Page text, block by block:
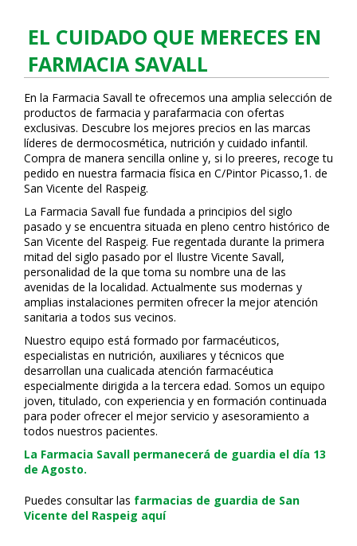
EL CUIDADO QUE MERECES EN
FARMACIA SAVALL
En la Farmacia Savall te ofrecemos una amplia selección de
productos de farmacia y parafarmacia con ofertas
exclusivas. Descubre los mejores precios en las marcas
líderes de dermocosmética, nutrición y cuidado infantil.
Compra de manera sencilla online y, si lo prefieres, recoge tu
pedido en nuestra farmacia física en C/Pintor Picasso,1. de
San Vicente del Raspeig.
La Farmacia Savall fue fundada a principios del siglo
pasado y se encuentra situada en pleno centro histórico de
San Vicente del Raspeig. Fue regentada durante la primera
mitad del siglo pasado por el Ilustre Vicente Savall,
personalidad de la que toma su nombre una de las
avenidas de la localidad. Actualmente sus modernas y
amplias instalaciones permiten ofrecer la mejor atención
sanitaria a todos sus vecinos.
Nuestro equipo está formado por farmacéuticos,
especialistas en nutrición, auxiliares y técnicos que
desarrollan una cualificada atención farmacéutica
especialmente dirigida a la tercera edad. Somos un equipo
joven, titulado, con experiencia y en formación continuada
para poder ofrecer el mejor servicio y asesoramiento a
todos nuestros pacientes.
La Farmacia Savall permanecerá de guardia el día 13
de Agosto.
Puedes consultar las farmacias de guardia de San
Vicente del Raspeig aquí